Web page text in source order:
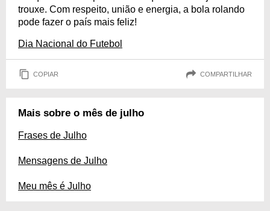
trouxe. Com respeito, união e energia, a bola rolando
pode fazer o país mais feliz!
Dia Nacional do Futebol
COPIAR COMPARTILHAR
Mais sobre o mês de julho
Frases de Julho
Mensagens de Julho
Meu mês é Julho